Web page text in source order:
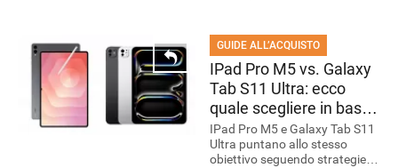
GUIDE ALL’ACQUISTO
IPad Pro M5 vs. Galaxy
Tab S11 Ultra: ecco
quale scegliere in base
alle proprie necessità
IPad Pro M5 e Galaxy Tab S11
Ultra puntano allo stesso
obiettivo seguendo strategie